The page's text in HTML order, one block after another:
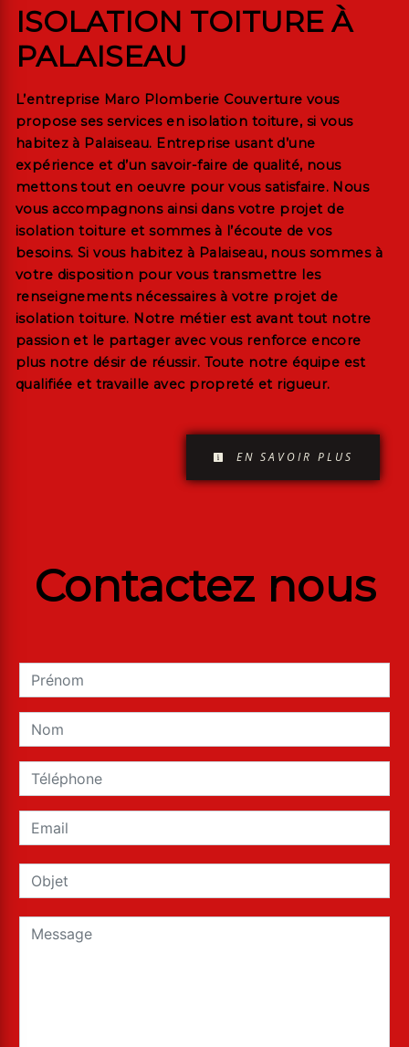
ISOLATION TOITURE À
PALAISEAU
L’entreprise Maro Plomberie Couverture vous
propose ses services en isolation toiture, si vous
habitez à Palaiseau. Entreprise usant d’une
expérience et d’un savoir-faire de qualité, nous
mettons tout en oeuvre pour vous satisfaire. Nous
vous accompagnons ainsi dans votre projet de
isolation toiture et sommes à l’écoute de vos
besoins. Si vous habitez à Palaiseau, nous sommes à
votre disposition pour vous transmettre les
renseignements nécessaires à votre projet de
isolation toiture. Notre métier est avant tout notre
passion et le partager avec vous renforce encore
plus notre désir de réussir. Toute notre équipe est
qualifiée et travaille avec propreté et rigueur.
EN SAVOIR PLUS
Contactez nous